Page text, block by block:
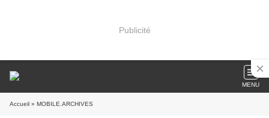
Publicité
MENU
Accueil » MOBILE.ARCHIVES